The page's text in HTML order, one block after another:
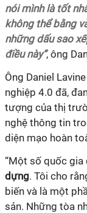
nói mình là tốt
không thể bằng
những dấu sao
điều này”, ông
Ông Daniel
nghiệp 4.0 đã,
tượng của thị
nghệ thông tin
diện mạo hoàn
“Một số quốc gia
dựng. Tôi cho
biến và là một
sản. Những tòa